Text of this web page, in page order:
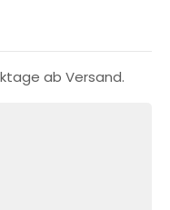
ab Versand.